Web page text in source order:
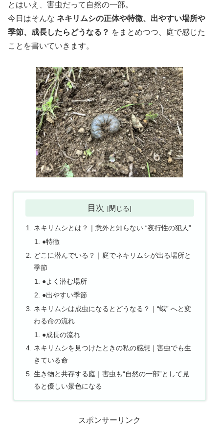
とはいえ、害虫だって自然の一部。
今日はそんな ネキリムシの正体や特徴、出やすい場所や
季節、成長したらどうなる？ をまとめつつ、庭で感じた
ことを書いていきます。
目次
ネキリムシとは？｜意外と知らない “夜行性の犯人”
●特徴
どこに潜んでいる？｜庭でネキリムシが出る場所と
季節
●よく潜む場所
●出やすい季節
ネキリムシは成虫になるとどうなる？｜“蛾” へと変
わる命の流れ
●成長の流れ
ネキリムシを見つけたときの私の感想｜害虫でも生
きている命
生き物と共存する庭｜害虫も“自然の一部”として見
ると優しい景色になる
スポンサーリンク